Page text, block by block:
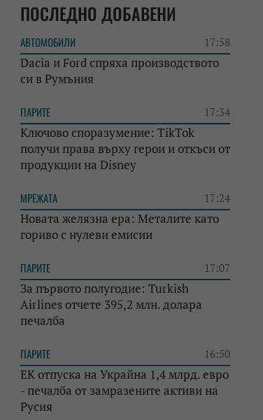
ПОСЛЕДНО ДОБАВЕНИ
АВТОМОБИЛИ 17:58
Dacia и Ford спряха производството
си в Румъния
ПАРИТЕ 17:34
Ключово споразумение: TikTok
получи права върху герои и откъси от
продукции на Disney
МРЕЖАТА 17:24
Новата желязна ера: Металите като
гориво с нулеви емисии
ПАРИТЕ 17:07
За първото полугодие: Turkish
Airlines отчете 395,2 млн. долара
печалба
ПАРИТЕ 16:50
ЕК отпуска на Украйна 1,4 млрд. евро
- печалба от замразените активи на
Русия